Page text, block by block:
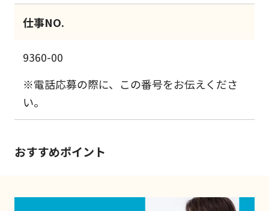
仕事NO.
9360-00
※電話応募の際に、この番号をお伝えくださ
い。
おすすめポイント